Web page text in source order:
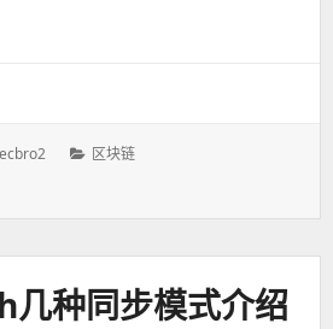
分
区块链
几种同步模式介绍